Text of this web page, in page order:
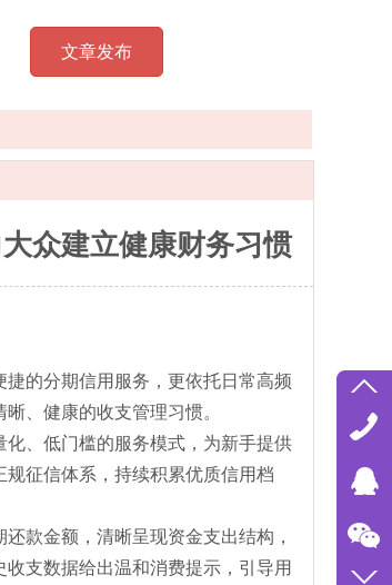
文章发布
众建立健康财务习惯
的分期信用服务，更依托日常高频
、健康的收支管理习惯。
、低门槛的服务模式，为新手提供
征信体系，持续积累优质信用档
款金额，清晰呈现资金支出结构，
支数据给出温和消费提示，引导用